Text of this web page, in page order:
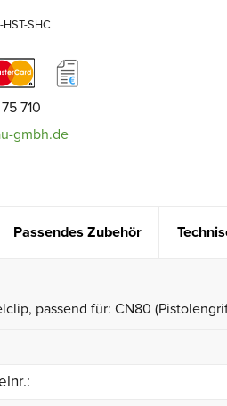
SHC
710
gmbh.de
Passendes Zubehör
passend für: CN80